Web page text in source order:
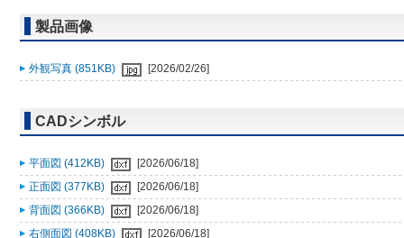
製品画像
外観写真 (851KB) [2026/02/26]
CADシンボル
平面図 (412KB)
[2026/06/18]
正面図 (377KB)
[2026/06/18]
背面図 (366KB)
[2026/06/18]
右側面図 (408KB)
[2026/06/18]